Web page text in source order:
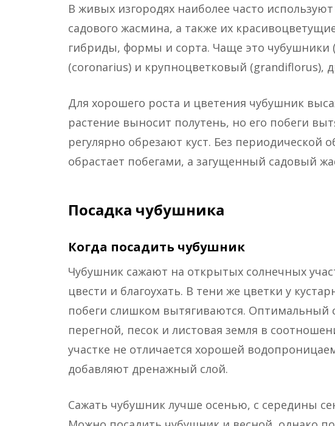
В живых изгородях наиболее часто
садового жасмина, а также их
гибриды, формы и сорта. Чаще это чубушники
(coronarius) и крупноцветковый (grandiflorus),
Для хорошего роста и цветения чубушник
растение выносит полутень, но его побеги
регулярно обрезают куст. Без периодической
обрастает побегами, а загущенный садовый
Посадка чубушника
Когда посадить чубушник
Чубушник сажают на открытых солнечных
цвести и благоухать. В тени же цветки у
побеги слишком вытягиваются. Оптимальный
перегной, песок и листовая земля в
участке не отличается хорошей
добавляют дренажный слой.
Сажать чубушник лучше осенью, с середины